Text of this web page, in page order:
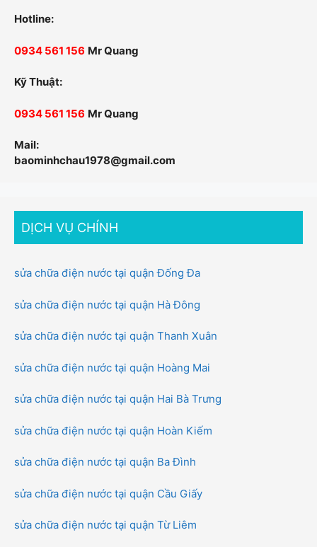
Hotline:
0934 561 156 Mr Quang
Kỹ Thuật:
0934 561 156 Mr Quang
Mail:
baominhchau1978@gmail.com
DỊCH VỤ CHÍNH
sửa chữa điện nước tại quận Đống Đa
sửa chữa điện nước tại quận Hà Đông
sửa chữa điện nước tại quận Thanh Xuân
sửa chữa điện nước tại quận Hoàng Mai
sửa chữa điện nước tại quận Hai Bà Trưng
sửa chữa điện nước tại quận Hoàn Kiếm
sửa chữa điện nước tại quận Ba Đình
sửa chữa điện nước tại quận Cầu Giấy
sửa chữa điện nước tại quận Từ Liêm